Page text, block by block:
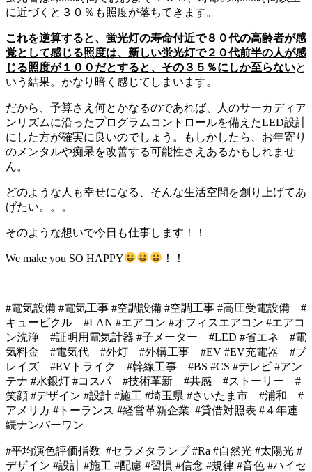
に近づくと３０％も照度が落ちてきます。
これを逆算すると、蛍光灯の寿命付近で８０代の高齢者が感
覚として感じる照度は、新しい蛍光灯で２０代前半の人が感
じる照度が１００だとすると、その３５％にしか至らないと
いう結果。かなり暗く感じてしまいます。
だから、予算さえ何とかなるのであれば、人のサーカディア
ンリズムに沿ったプログラムコントロールを備えたLED設計
にした方が確実に良いのでしょう。もしかしたら、お年寄り
のメンタルや痴呆を改善する可能性さえあるかもしれませ
ん。
どのような人も幸せになる、そんな生活空間を創り上げてあ
げたい。。。
そのような想いで今日も仕事します！！
We make you SO HAPPY ！！
#電気設備 #電気工事 #空調設備 #空調工事 #高圧受電設備 #
キュービクル #LAN #エアコン #オフィスエアコン #エアコ
ン洗浄 #証明用電気計器 #子メーター #LED #省エネ #電
気料金 #電気代 #外灯 #外構工事 #EV #EV充電器 #ブ
レイズ #EV トライク #幹線工事 #BS #CS #テレビ #アン
テナ #水銀灯 #コスパ #技術革新 #共感 #ストーリー #
笑顔 #デザイン #設計 #施工 #埼玉県 #さいたま市 #浦和 #
アメリカ #トーランス #経営革新企業 #貸借対照表 #４年連
続ナンバーワン
#平均演色評価指数 #セラメタランプ #Ra #自然光 #太陽光 #
デザイン #設計 #施工 #配慮 #習慣 #信念 #規律 #音色 #ハイセ